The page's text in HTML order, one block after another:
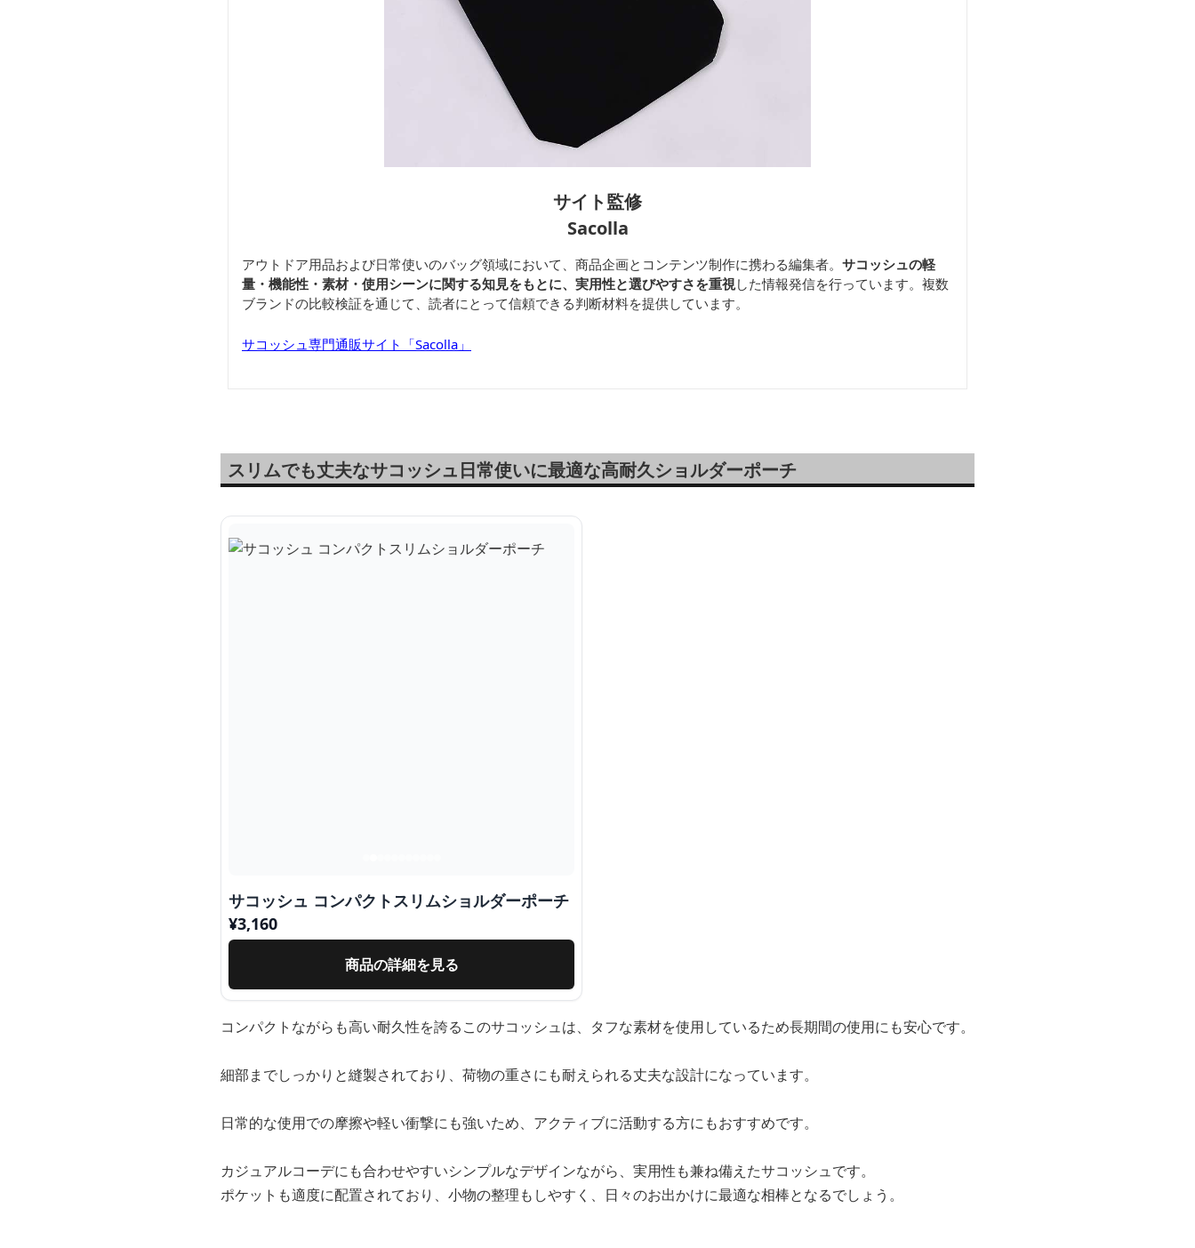
サイト監修
Sacolla
アウトドア用品および日常使いのバッグ領域において、商品企画とコンテンツ制作に携わる編集者。 サコッシュの軽
量・機能性・素材・使用シーンに関する知見をもとに、実用性と選びやすさを重視した情報発信を行っています。複数
ブランドの比較検証を通じて、読者にとって信頼できる判断材料を提供しています。
サコッシュ専門通販サイト「Sacolla」
スリムでも丈夫なサコッシュ日常使いに最適な高耐久ショルダーポーチ
サコッシュ コンパクトスリムショルダーポーチ
¥3,160
商品の詳細を見る
コンパクトながらも高い耐久性を誇るこのサコッシュは、タフな素材を使用しているため長期間の使用にも安心です。
細部までしっかりと縫製されており、荷物の重さにも耐えられる丈夫な設計になっています。
日常的な使用での摩擦や軽い衝撃にも強いため、アクティブに活動する方にもおすすめです。
カジュアルコーデにも合わせやすいシンプルなデザインながら、実用性も兼ね備えたサコッシュです。
ポケットも適度に配置されており、小物の整理もしやすく、日々のお出かけに最適な相棒となるでしょう。